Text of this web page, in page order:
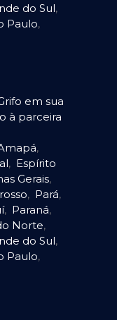
do Sul,
Paulo,
em sua
à parceira
,
, Espírito
Gerais,
, Pará,
, Paraná,
Norte,
do Sul,
Paulo,